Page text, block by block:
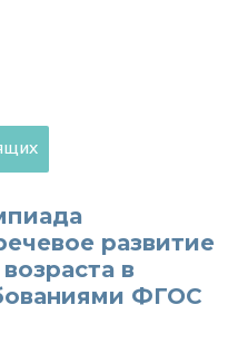
развитие
в
ФГОС